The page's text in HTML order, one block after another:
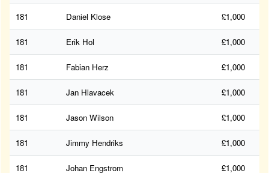
181 Daniel Klose £1,000
181 Erik Hol £1,000
181 Fabian Herz £1,000
181 Jan Hlavacek £1,000
181 Jason Wilson £1,000
181 Jimmy Hendriks £1,000
181 Johan Engstrom £1,000